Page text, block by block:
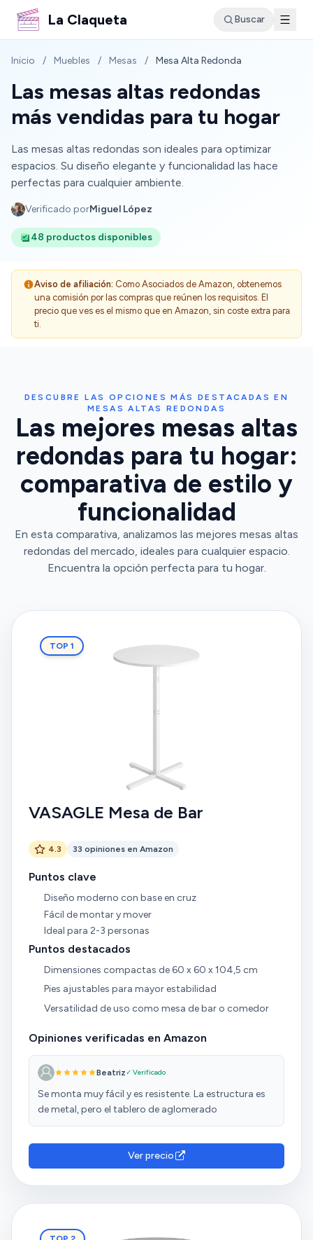
La Claqueta Buscar
Inicio / Muebles / Mesas / Mesa Alta Redonda
Las mesas altas redondas
más vendidas para tu hogar
Las mesas altas redondas son ideales para optimizar
espacios. Su diseño elegante y funcionalidad las hace
perfectas para cualquier ambiente.
Verificado porMiguel López
48 productos disponibles
Aviso de afiliación: Como Asociados de Amazon, obtenemos
una comisión por las compras que reúnen los requisitos. El
precio que ves es el mismo que en Amazon, sin coste extra para
ti.
DESCUBRE LAS OPCIONES MÁS DESTACADAS EN
MESAS ALTAS REDONDAS
Las mejores mesas altas
redondas para tu hogar:
comparativa de estilo y
funcionalidad
En esta comparativa, analizamos las mejores mesas altas
redondas del mercado, ideales para cualquier espacio.
Encuentra la opción perfecta para tu hogar.
TOP 1
VASAGLE Mesa de Bar
4.3 33 opiniones en Amazon
Puntos clave
Diseño moderno con base en cruz
Fácil de montar y mover
Ideal para 2-3 personas
Puntos destacados
Dimensiones compactas de 60 x 60 x 104,5 cm
Pies ajustables para mayor estabilidad
Versatilidad de uso como mesa de bar o comedor
Opiniones verificadas en Amazon
Beatriz✓ Verificado
Se monta muy fácil y es resistente. La estructura es
de metal, pero el tablero de aglomerado
Ver precio